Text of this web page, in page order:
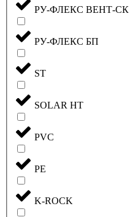
РУ-ФЛЕКС ВЕНТ-СК
РУ-ФЛЕКС БП
ST
SOLAR HT
PVC
PE
K-ROCK